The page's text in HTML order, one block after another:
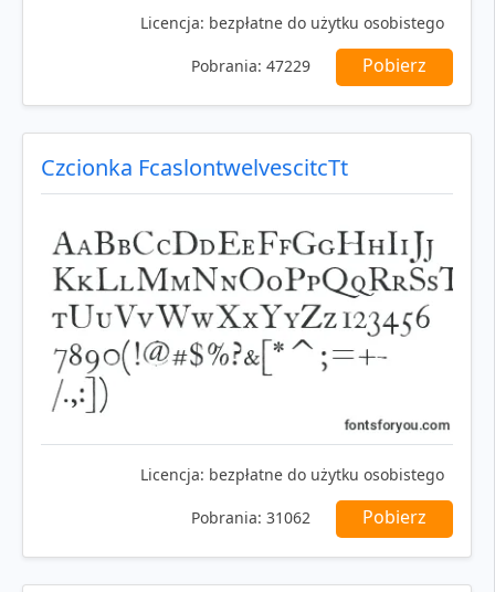
Licencja: bezpłatne do użytku osobistego
Pobrania: 47229 Pobierz
Czcionka FcaslontwelvescitcTt
Licencja: bezpłatne do użytku osobistego
Pobrania: 31062 Pobierz